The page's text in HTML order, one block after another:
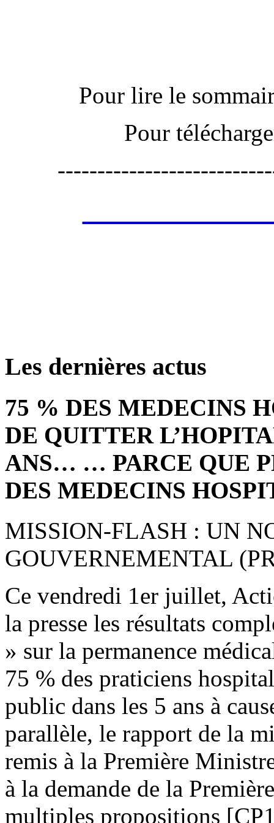
Pour lire le
Pour
Les dernières actus
75 % DES MEDECINS
DE QUITTER
ANS… … PARCE QUE
DES MEDECINS
MISSION-FLASH : UN
GOUVERNEMENTAL
Ce vendredi 1er juillet,
la presse les résultats
» sur la permanence
75 % des praticiens
public dans les 5 ans à
parallèle, le rapport de la
remis à la Première
à la demande de la
multiples propositions